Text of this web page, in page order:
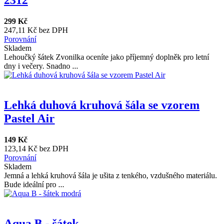
299 Kč
247,11 Kč bez DPH
Porovnání
Skladem
Lehoučký šátek Zvonilka oceníte jako příjemný doplněk pro letní
dny i večery. Snadno ...
Lehká duhová kruhová šála se vzorem
Pastel Air
149 Kč
123,14 Kč bez DPH
Porovnání
Skladem
Jemná a lehká kruhová šála je ušita z tenkého, vzdušného materiálu.
Bude ideální pro ...